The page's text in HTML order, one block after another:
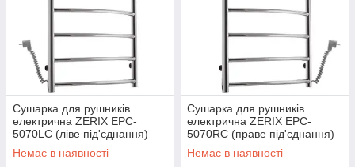
Сушарка для рушників
електрична ZERIX EPC-
5070LC (ліве під'єднання)
(ZX4468)
Немає в наявності
Сушарка для рушників
електрична ZERIX EPC-
5070RC (праве під'єднання)
(ZX4469)
Немає в наявності